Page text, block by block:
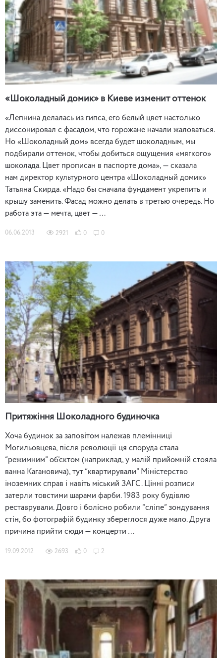
«Шоколадный домик» в Киеве изменит оттенок
«Лепнина делалась из гипса, его белый цвет настолько
диссонировал с фасадом, что горожане начали жаловаться.
Но «Шоколадный дом» всегда будет шоколадным, мы
подбирали оттенок, чтобы добиться ощущения «мягкого»
шоколада. Цвет прописан в паспорте дома», — сказала
нам директор культурного центра «Шоколадный домик»
Татьяна Скирда. «Надо бы сначала фундамент укрепить и
крышу заменить. Фасад можно делать в третью очередь. Но
работа эта — мечта, цвет — …
06.06.2013 2921 0 0
Притяжіння Шоколадного будиночка
Хоча будинок за заповітом належав племінниці
Могильовцева, після революції ця споруда стала
“режимним” об’єктом (наприклад, у малій прийомній стояла
ванна Кагановича), тут “квартирували” Міністерство
іноземних справ і навіть міський ЗАГС. Цінні розписи
затерли товстими шарами фарби. 1983 року будівлю
реставрували. Довго і болісно робили “сліпе” зондування
стін, бо фотографій будинку збереглося дуже мало. Друга
причина прийти сюди — концерти …
19.09.2012 2693 0 2